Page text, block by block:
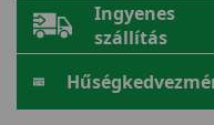
Ingyenes
szállítás